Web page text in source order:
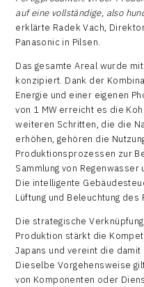
auf eine vollständige, also
erklärte Radek Vach,
Panasonic in Pilsen.
Das gesamte Areal wurde
konzipiert. Dank der
Energie und einer eigenen
von 1 MW erreicht es die
weiteren Schritten, die die
erhöhen, gehören die
Produktionsprozessen zur
Sammlung von
Die intelligente
Lüftung und Beleuchtung
Die strategische
Produktion stärkt die
Japans und vereint die
Dieselbe Vorgehensweise
von Komponenten oder